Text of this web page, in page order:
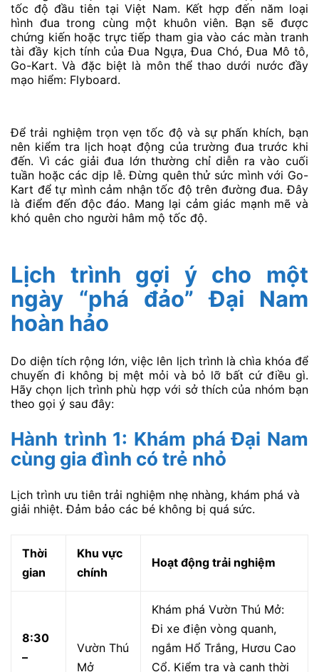
Việt Nam
Trường đua Đại Nam tự hào là khu liên hợp thể thao
tốc độ đầu tiên tại Việt Nam. Kết hợp đến năm loại
hình đua trong cùng một khuôn viên. Bạn sẽ được
chứng kiến hoặc trực tiếp tham gia vào các màn tranh
tài đầy kịch tính của Đua Ngựa, Đua Chó, Đua Mô tô,
Để trải nghiệm trọn vẹn tốc độ và sự phấn khích, bạn
đến. Vì các giải đua lớn thường chỉ diễn ra vào cuối
tuần hoặc các dịp lễ. Đừng quên thử sức mình với Go-
khó quên cho người hâm mộ tốc độ.